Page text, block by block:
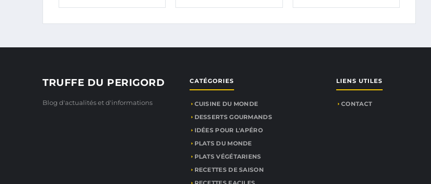
TRUFFE DU PERIGORD
Blog d'actualités et d'informations
CATÉGORIES
CUISINE DU MONDE
DESSERTS GOURMANDS
IDÉES POUR L'APÉRO
PLATS DU MONDE
PLATS VÉGÉTARIENS
RECETTES DE SAISON
LIENS UTILES
CONTACT